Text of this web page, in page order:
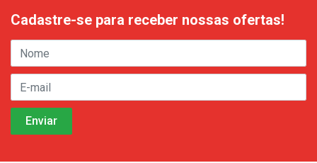
Cadastre-se para receber nossas ofertas!